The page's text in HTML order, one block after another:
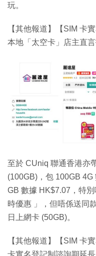
玩。
【其他報道】【SIM 卡
本地「太空卡」店主直
至於 CUniq 聯通香港亦
(100GB)，包 100GB
GB 數據 HK$7.07，特
時優惠 」，但唔係送同
日上網卡 (50GB)。
【其他報道】【SIM 卡
卡實名登記制諮詢期延長